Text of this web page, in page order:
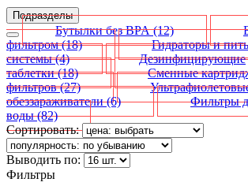
Подразделы
Бутылки без BPA(12)
фильтром(18)
Гидраторы и
системы(4)
Дезинфицирующие
таблетки(18)
Сменные
фильтров(27)
обеззараживатели(6)
Фильтры
воды(82)
Сортировать:
Выводить по:
Фильтры